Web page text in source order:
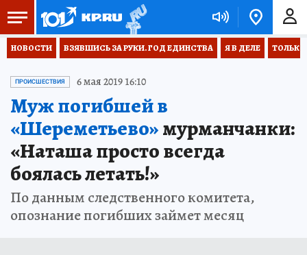
НОВОСТИ ВЗЯВШИСЬ ЗА РУКИ. ГОД ЕДИНСТВА Я В ДЕЛЕ ТОЛЬКО
ПРОИСШЕСТВИЯ 6 мая 2019 16:10
Муж погибшей в
«Шереметьево»мурманчанки:
«Наташа просто всегда
боялась летать!»
По данным следственного комитета,
опознание погибших займет месяц